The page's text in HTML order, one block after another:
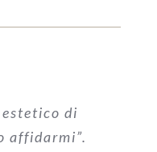
di
affidarmi”.